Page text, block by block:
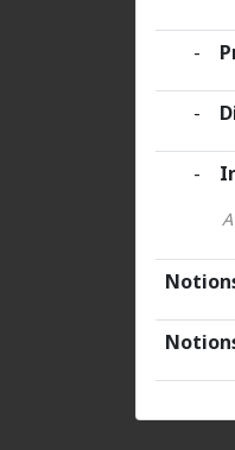
-
-
-